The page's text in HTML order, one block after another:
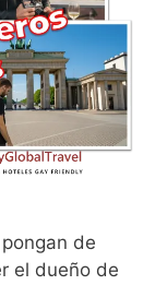
de
el dueño de